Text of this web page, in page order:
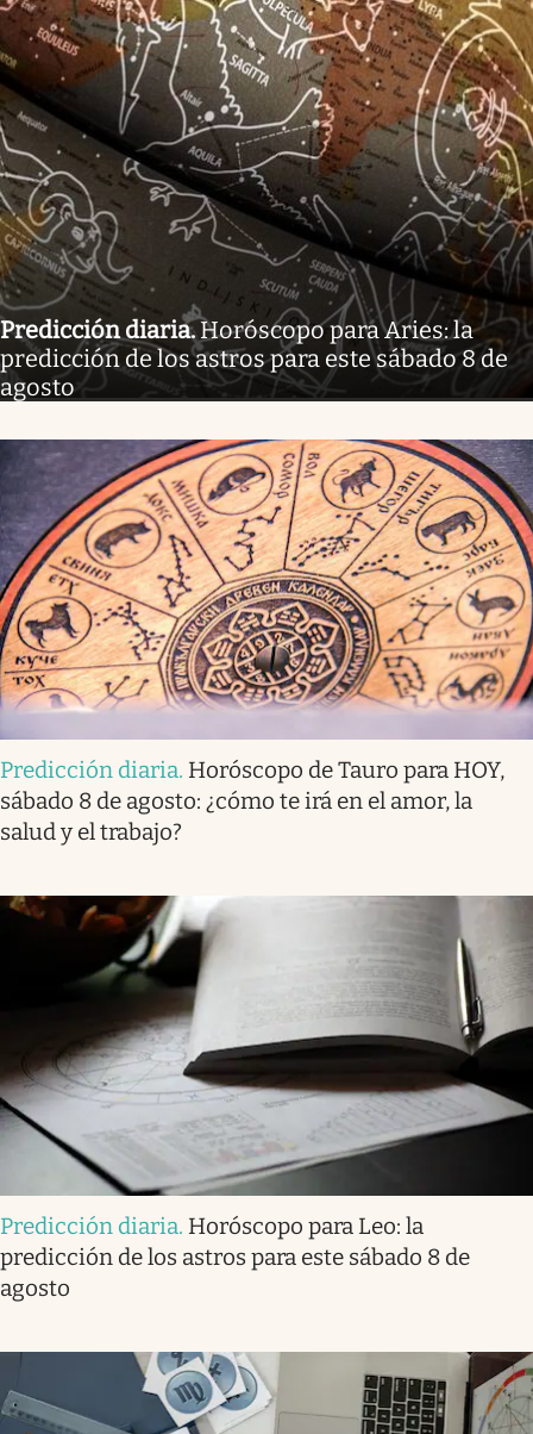
Predicción diaria.Horóscopo para Aries: la
predicción de los astros para este sábado 8 de
agosto
Predicción diaria. Horóscopo de Tauro para HOY,
sábado 8 de agosto: ¿cómo te irá en el amor, la
salud y el trabajo?
Predicción diaria. Horóscopo para Leo: la
predicción de los astros para este sábado 8 de
agosto